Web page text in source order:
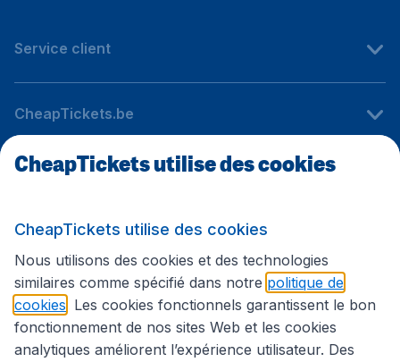
Service client
CheapTickets.be
Sites internationaux
Suivez CheapTickets.be
CheapTickets utilise des cookies
CheapTickets utilise des cookies
Nous utilisons des cookies et des technologies
similaires comme spécifié dans notre politique de
cookies . Les cookies fonctionnels garantissent le bon
fonctionnement de nos sites Web et les cookies
analytiques améliorent l’expérience utilisateur. Des